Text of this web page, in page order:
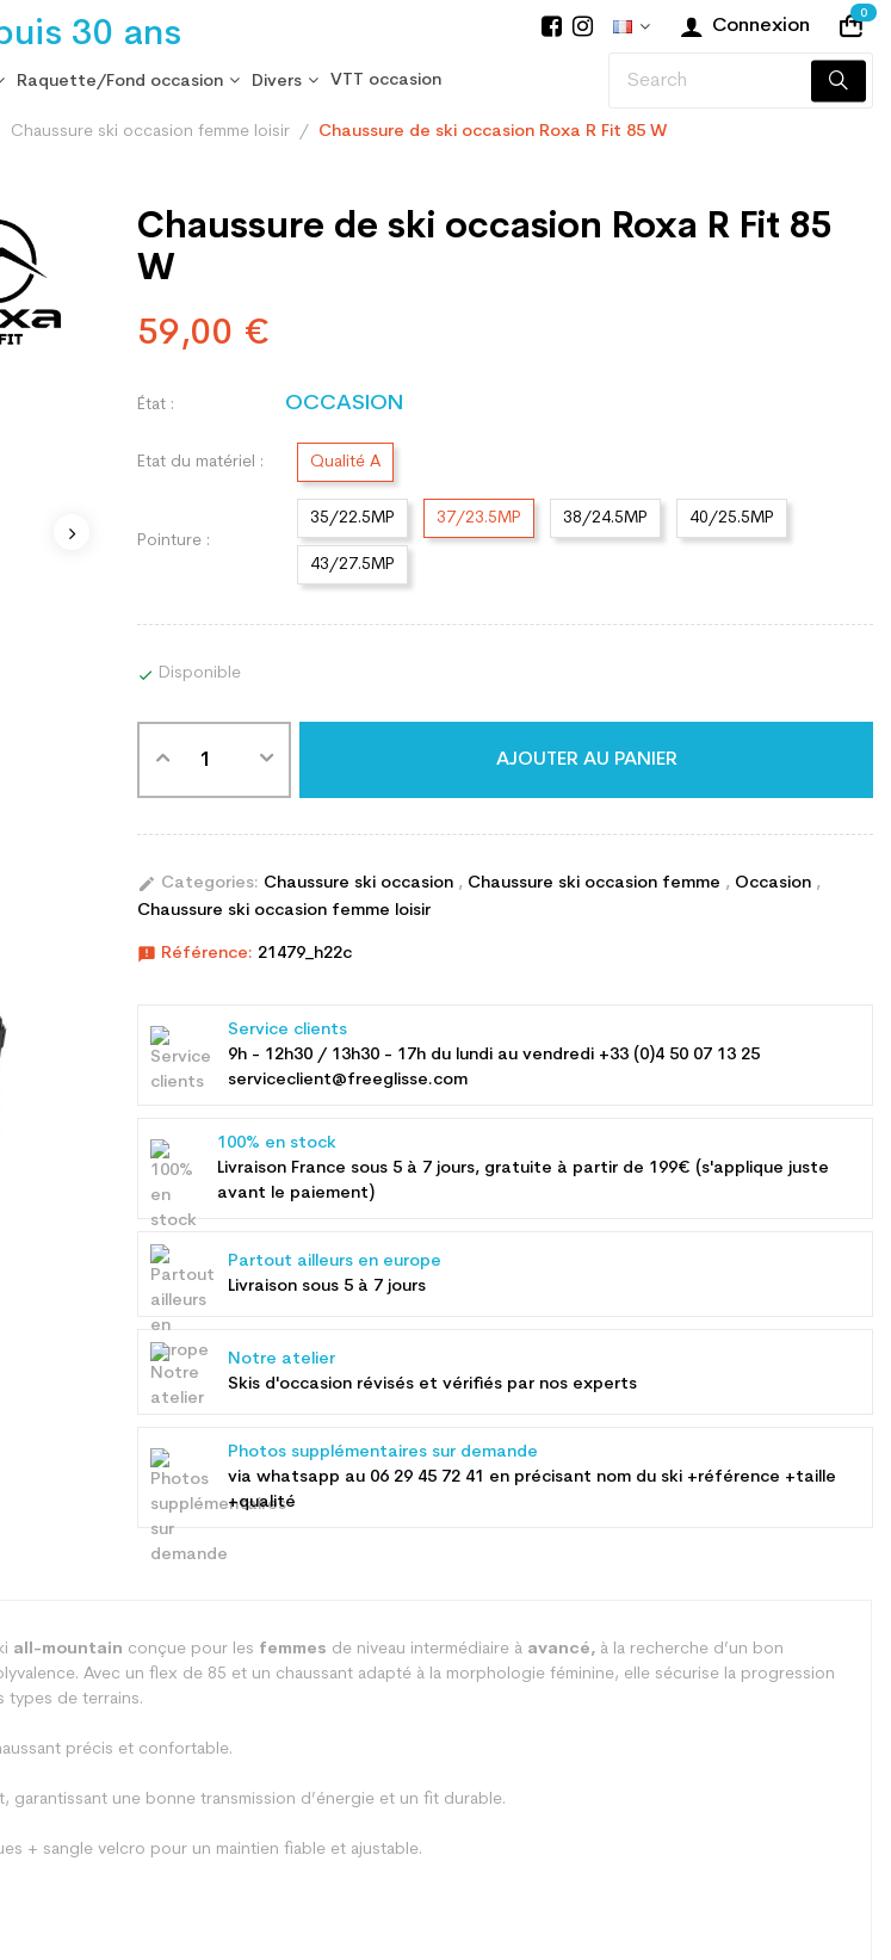
30 ans Connexion
0
Raquette/Fond occasion Divers VTT occasion
Chaussure ski occasion femme loisir Chaussure de ski occasion Roxa R Fit 85 W
Chaussure de ski occasion Roxa R Fit 85
W
59,00 €
État : OCCASION
Etat du matériel : Qualité A
Pointure :
35/22.5MP 37/23.5MP 38/24.5MP 40/25.5MP
43/27.5MP
 Disponible
AJOUTER AU PANIER
edit Categories: Chaussure ski occasion , Chaussure ski occasion femme , Occasion ,
Chaussure ski occasion femme loisir
announcement Référence: 21479_h22c
Service clients
9h - 12h30 / 13h30 - 17h du lundi au vendredi +33 (0)4 50 07 13 25
serviceclient@freeglisse.com
100% en stock
Livraison France sous 5 à 7 jours, gratuite à partir de 199€ (s'applique juste
avant le paiement)
Partout ailleurs en europe
Livraison sous 5 à 7 jours
Notre atelier
Skis d'occasion révisés et vérifiés par nos experts
Photos supplémentaires sur demande
via whatsapp au 06 29 45 72 41 en précisant nom du ski +référence +taille
+qualité
all-mountain conçue pour les femmes de niveau intermédiaire à avancé,à la recherche d’un bon
Avec un flex de 85 et un chaussant adapté à la morphologie féminine, elle sécurise la progression
de terrains.
précis et confortable.
garantissant une bonne transmission d’énergie et un fit durable.
+ sangle velcro pour un maintien fiable et ajustable.